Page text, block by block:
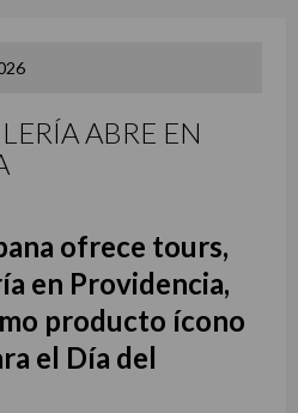
ABRE EN
ofrece tours,
en Providencia,
producto ícono
el Día del